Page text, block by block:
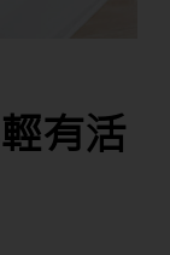
有活